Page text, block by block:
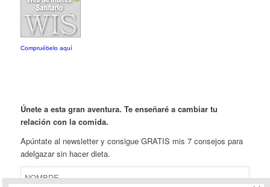
Compruébelo aquí
Únete a esta gran aventura. Te enseñaré a cambiar tu
relación con la comida.
Apúntate al newsletter y consigue GRATIS mis 7 consejos para
adelgazar sin hacer dieta.